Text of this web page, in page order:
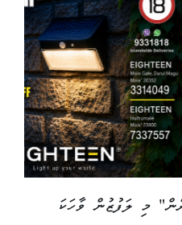
މި ލަފުޒުން ވާހަކަ